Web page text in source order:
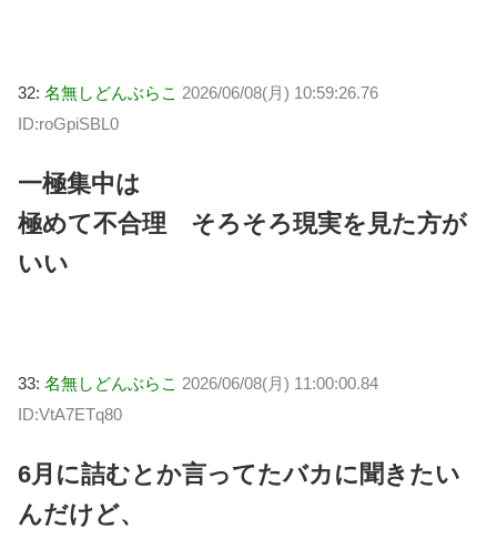
32: 名無しどんぶらこ 2026/06/08(月) 10:59:26.76
ID:roGpiSBL0
一極集中は
極めて不合理 そろそろ現実を見た方が
いい
33: 名無しどんぶらこ 2026/06/08(月) 11:00:00.84
ID:VtA7ETq80
6月に詰むとか言ってたバカに聞きたい
んだけど、